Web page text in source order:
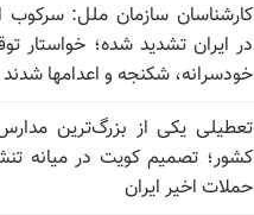
کارشناسان سازمان ملل:
در ایران تشدید شده؛ خواستار
خودسرانه، شکنجه و اعدامها شدند
تعطیلی یکی از بزرگ‌ترین
کشور؛ تصمیم کویت در میانه
حملات اخیر ایران